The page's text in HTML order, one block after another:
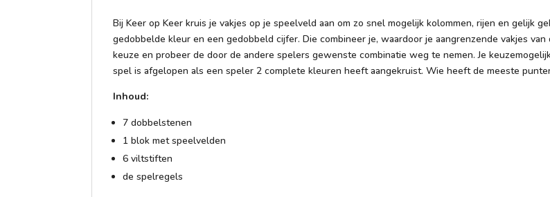
Bij Keer op Keer kruis je vakjes op je speelveld aan om zo snel mogelijk kolommen, rijen en gelijk
gedobbelde kleur en een gedobbeld cijfer. Die combineer je, waardoor je aangrenzende vakjes
keuze en probeer de door de andere spelers gewenste combinatie weg te nemen. Je
spel is afgelopen als een speler 2 complete kleuren heeft aangekruist. Wie heeft de meeste
Inhoud:
7 dobbelstenen
1 blok met speelvelden
6 viltstiften
de spelregels